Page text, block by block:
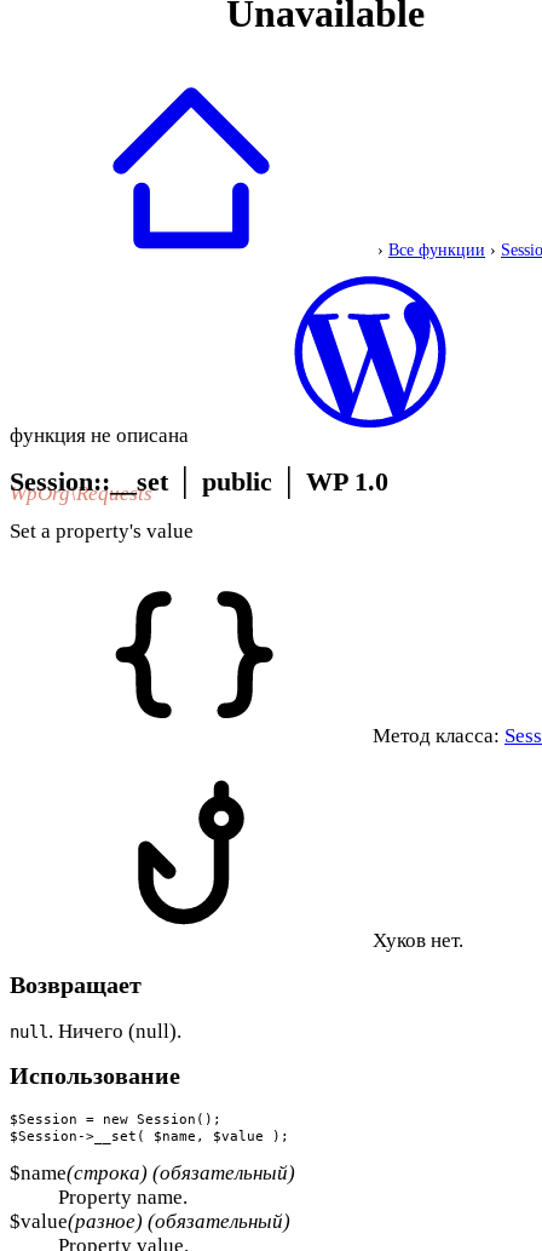
› Все функции ›
функция не описана
WpOrg\Requests
Session::__set│ public WP 1.0
Set a property's value
Метод класса:
Хуков нет.
Возвращает
null . Ничего (null).
Использование
$Session = new Session();
$Session->__set( $name, $value );
$name(строка) (обязательный)
Property name.
$value(разное) (обязательный)
Property value.